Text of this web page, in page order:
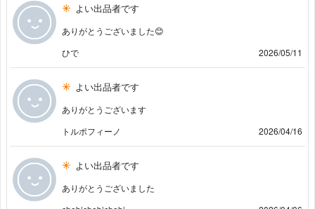
よい出品者です
ありがとうございました😊
ひで
2026/05/11
よい出品者です
ありがとうございます
トルポフィーノ
2026/04/16
よい出品者です
ありがとうございました